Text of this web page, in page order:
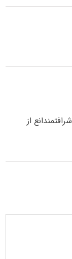
عزت و شرافتمندانع از